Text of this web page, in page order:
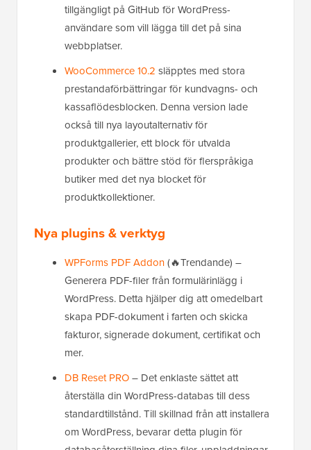
tillgängligt på GitHub för WordPress-
användare som vill lägga till det på sina
webbplatser.
WooCommerce 10.2 släpptes med stora
prestandaförbättringar för kundvagns- och
kassaflödesblocken. Denna version lade
också till nya layoutalternativ för
produktgallerier, ett block för utvalda
produkter och bättre stöd för flerspråkiga
butiker med det nya blocket för
produktkollektioner.
Nya plugins & verktyg
WPForms PDF Addon(🔥Trendande) –
Generera PDF-filer från formulärinlägg i
WordPress. Detta hjälper dig att omedelbart
skapa PDF-dokument i farten och skicka
fakturor, signerade dokument, certifikat och
mer.
DB Reset PRO– Det enklaste sättet att
återställa din WordPress-databas till dess
standardtillstånd. Till skillnad från att installera
om WordPress, bevarar detta plugin för